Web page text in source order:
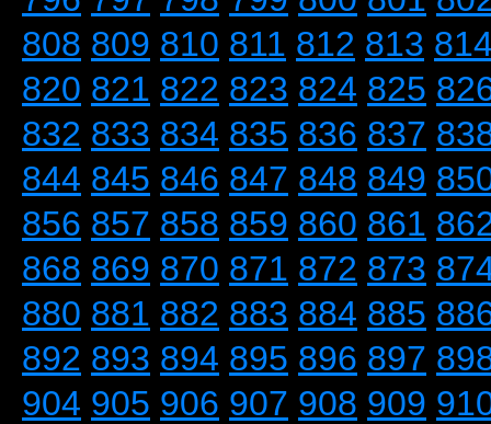
808 809 810 811 812 813
820 821 822 823 824 825
832 833 834 835 836 837
844 845 846 847 848 849
856 857 858 859 860 861
868 869 870 871 872 873
880 881 882 883 884 885
892 893 894 895 896 897
904 905 906 907 908 909